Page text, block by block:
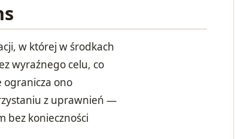
w której w środkach
wyraźnego celu, co
ogranicza ono
z uprawnień —
bez konieczności